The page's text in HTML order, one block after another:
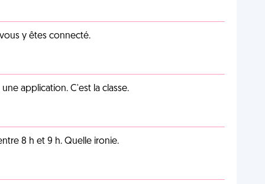
y êtes connecté.
application. C'est la classe.
8 h et 9 h. Quelle ironie.